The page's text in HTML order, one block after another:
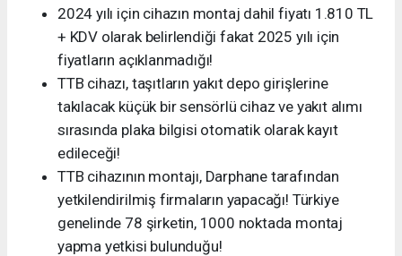
2024 yılı için cihazın montaj dahil fiyatı 1.810 TL
+ KDV olarak belirlendiği fakat 2025 yılı için
fiyatların açıklanmadığı!
TTB cihazı, taşıtların yakıt depo girişlerine
takılacak küçük bir sensörlü cihaz ve yakıt alımı
sırasında plaka bilgisi otomatik olarak kayıt
edileceği!
TTB cihazının montajı, Darphane tarafından
yetkilendirilmiş firmaların yapacağı! Türkiye
genelinde 78 şirketin, 1000 noktada montaj
yapma yetkisi bulunduğu!